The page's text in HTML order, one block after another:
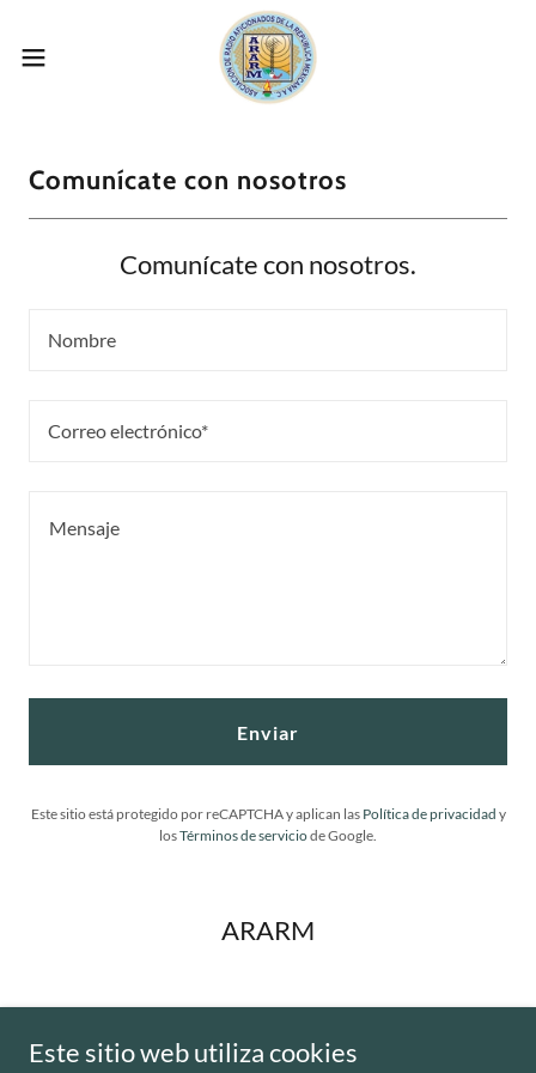
Comunícate con nosotros
Comunícate con nosotros.
Nombre
Correo electrónico*
Enviar
Este sitio está protegido por reCAPTCHA y aplican las Política de privacidad y
losTérminos de serviciode Google.
ARARM
Copyright © 2026 ARARM - Todos los derechos reservados.
Este sitio web utiliza cookies